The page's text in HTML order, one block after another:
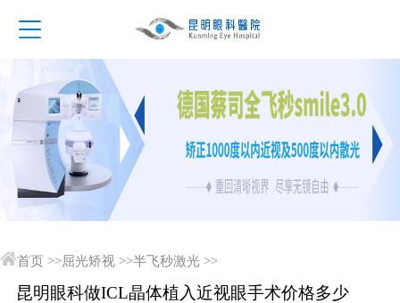
首页 >>屈光矫视 >>半飞秒激光 >>
昆明眼科做ICL晶体植入近视眼手术价格多少